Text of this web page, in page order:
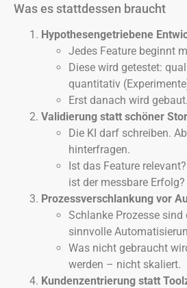
Was es stattdessen braucht
Hypothesengetriebene
Jedes Feature beginnt
Diese wird getestet:
quantitativ
Erst danach wird gebaut.
Validierung statt schöner
Die KI darf schreiben.
hinterfragen.
Ist das Feature
ist der messbare Erfolg?
Prozessverschlankung vor
Schlanke Prozesse
sinnvolle
Was nicht gebraucht
werden – nicht skaliert.
Kundenzentrierung statt